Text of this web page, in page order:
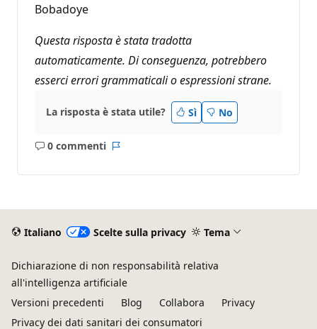
Bobadoye
Questa risposta è stata tradotta
automaticamente. Di conseguenza, potrebbero
esserci errori grammaticali o espressioni strane.
La risposta è stata utile? Sì No
0 commenti
Nessun
Italiano Scelte sulla privacy Tema
Dichiarazione di non responsabilità relativa
all'intelligenza artificiale
Versioni precedenti
Blog Collabora
Privacy
Privacy dei dati sanitari dei consumatori